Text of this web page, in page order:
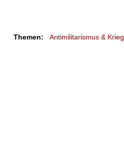
Themen: Antimilitarismus & Krieg